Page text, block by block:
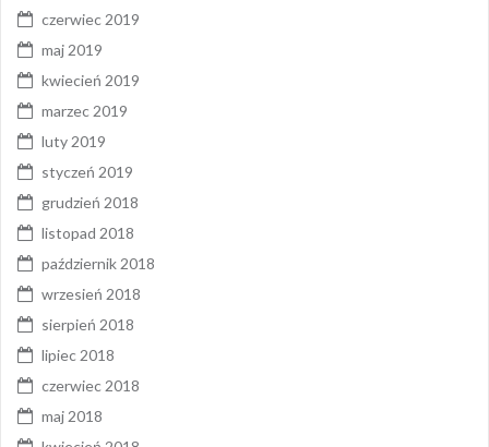
czerwiec 2019
maj 2019
kwiecień 2019
marzec 2019
luty 2019
styczeń 2019
grudzień 2018
listopad 2018
październik 2018
wrzesień 2018
sierpień 2018
lipiec 2018
czerwiec 2018
maj 2018